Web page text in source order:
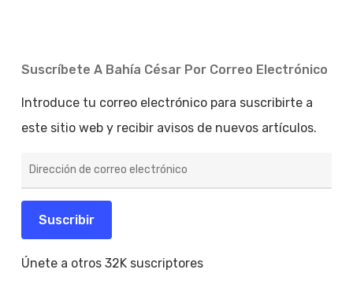
Suscríbete A Bahía César Por Correo Electrónico
Introduce tu correo electrónico para suscribirte a
este sitio web y recibir avisos de nuevos artículos.
de
electrónico
Suscribir
Únete a otros 32K suscriptores